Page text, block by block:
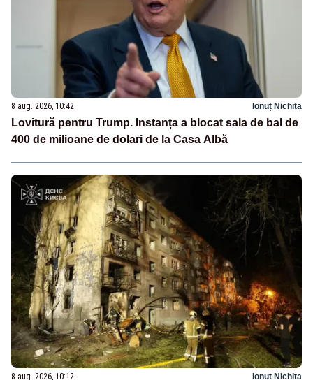
8 aug. 2026, 10:42 Ionuț Nichita
Lovitură pentru Trump. Instanța a blocat sala de bal de
400 de milioane de dolari de la Casa Albă
8 aug. 2026, 10:12 Ionuț Nichita